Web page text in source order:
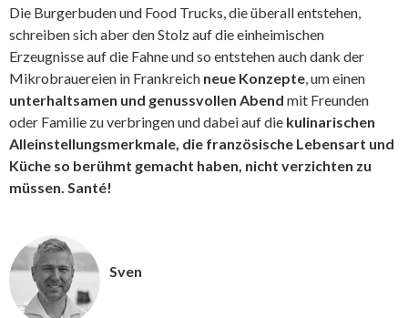
Die Burgerbuden und Food Trucks, die überall entstehen,
schreiben sich aber den Stolz auf die einheimischen
Erzeugnisse auf die Fahne und so entstehen auch dank der
Mikrobrauereien in Frankreich neue Konzepte, um einen
unterhaltsamen und genussvollen Abend mit Freunden
oder Familie zu verbringen und dabei auf die kulinarischen
Alleinstellungsmerkmale, die französische Lebensart und
Küche so berühmt gemacht haben, nicht verzichten zu
müssen. Santé!
Sven